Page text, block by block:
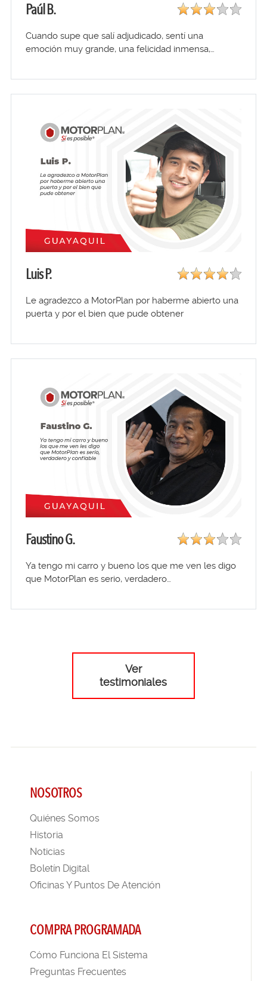
Paúl B.
Cuando supe que salí adjudicado, sentí una
emoción muy grande, una felicidad inmensa,…
Luis P.
Le agradezco a MotorPlan por haberme abierto una
puerta y por el bien que pude obtener
Faustino G.
Ya tengo mi carro y bueno los que me ven les digo
que MotorPlan es serio, verdadero…
Ver
testimoniales
NOSOTROS
Quiénes Somos
Historia
Noticias
Boletín Digital
Oficinas Y Puntos De Atención
COMPRA PROGRAMADA
Cómo Funciona El Sistema
Preguntas Frecuentes